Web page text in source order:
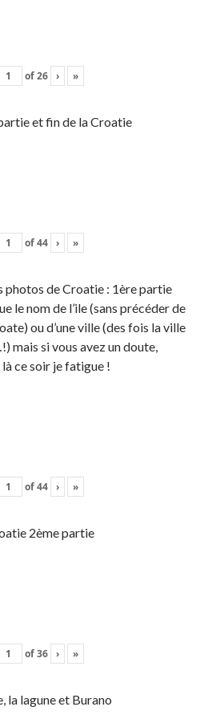
of26 › »
et fin de la Croatie
of44 › »
photos de Croatie : 1ère partie
le nom de l’ile (sans précéder de
ou d’une ville (des fois la ville
mais si vous avez un doute,
ce soir je fatigue !
of44 › »
2ème partie
of36 › »
la lagune et Burano